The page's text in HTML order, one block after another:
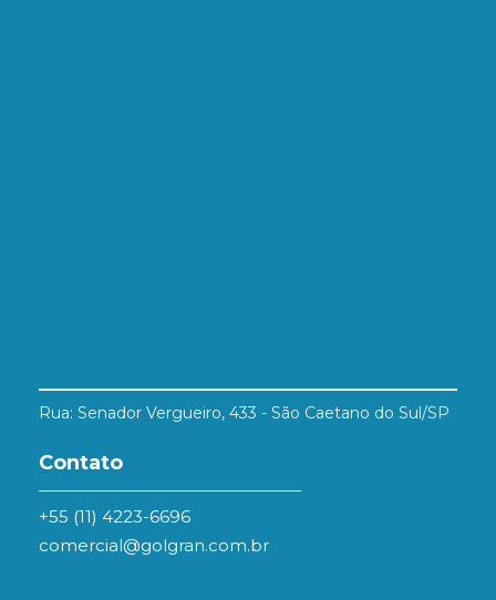
Rua: Senador Vergueiro, 433 - São Caetano do Sul/SP
Contato
+55 (11) 4223-6696
comercial@golgran.com.br